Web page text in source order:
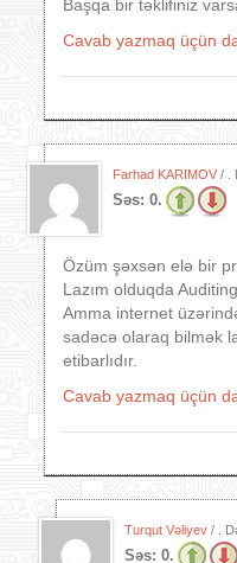
Başqa bir təklifiniz
Cavab yazmaq üçün
Farhad KARIMOV / .
Səs: 0.
Özüm şəxsən elə bir
Lazım olduqda
Amma internet
sadəcə olaraq bilmək
etibarlıdır.
Cavab yazmaq üçün
Turqut Vəliyev / .
Səs: 0.